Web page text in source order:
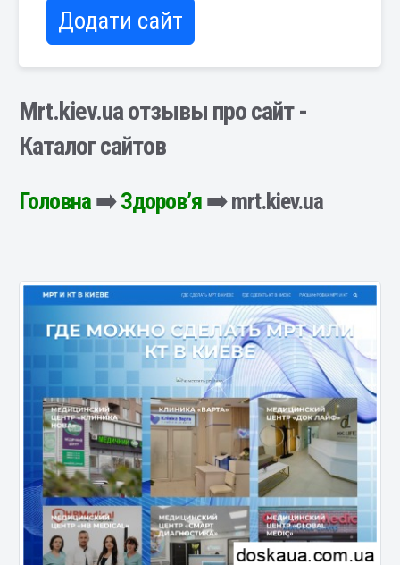
Додати сайт
Mrt.kiev.ua отзывы про сайт -
Каталог сайтов
Головна➡️Здоров’я➡️ mrt.kiev.ua